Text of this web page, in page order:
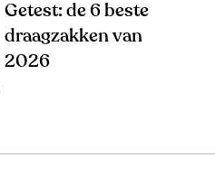
Getest: de 6 beste
draagzakken van
2026